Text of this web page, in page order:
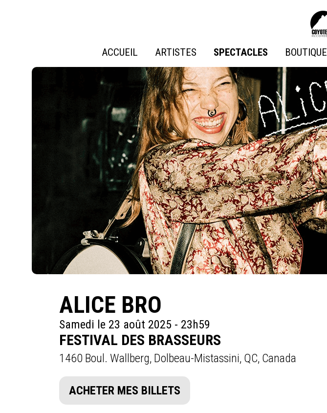
ACCUEIL ARTISTES SPECTACLES BOUTIQUE
ALICE BRO
Samedi le 23 août 2025 - 23h59
FESTIVAL DES BRASSEURS
1460 Boul. Wallberg, Dolbeau-Mistassini, QC, Canada
ACHETER MES BILLETS